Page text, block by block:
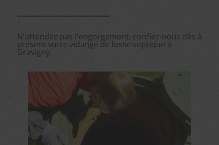
N'attendez pas l'engorgement, confiez-nous dès à
présent votre vidange de fosse septique à
Gravigny.